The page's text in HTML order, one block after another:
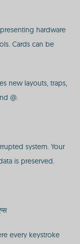
hardware
Cards can be
new layouts, traps,
@.
system. Your
is preserved.
every keystroke